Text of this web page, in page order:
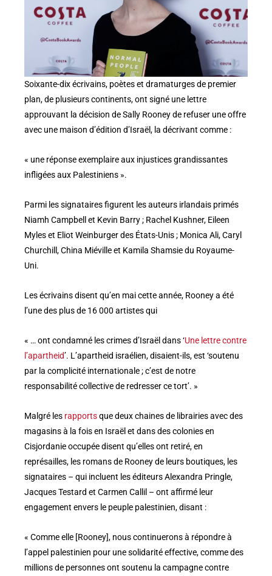
Soixante-dix écrivains, poètes et dramaturges de premier
plan, de plusieurs continents, ont signé une lettre
approuvant la décision de Sally Rooney de refuser une offre
avec une maison d’édition d’Israël, la décrivant comme :
« une réponse exemplaire aux injustices grandissantes
infligées aux Palestiniens ».
Parmi les signataires figurent les auteurs irlandais primés
Niamh Campbell et Kevin Barry ; Rachel Kushner, Eileen
Myles et Eliot Weinburger des États-Unis ; Monica Ali, Caryl
Churchill, China Miéville et Kamila Shamsie du Royaume-
Uni.
Les écrivains disent qu’en mai cette année, Rooney a été
l’une des plus de 16 000 artistes qui
« … ont condamné les crimes d’Israël dans ‘Une lettre contre
l’apartheid’. L’apartheid israélien, disaient-ils, est ‘soutenu
par la complicité internationale ; c’est de notre
responsabilité collective de redresser ce tort’. »
Malgré les rapportsque deux chaines de librairies avec des
magasins à la fois en Israël et dans des colonies en
Cisjordanie occupée disent qu’elles ont retiré, en
représailles, les romans de Rooney de leurs boutiques, les
signataires – qui incluent les éditeurs Alexandra Pringle,
Jacques Testard et Carmen Callil – ont affirmé leur
engagement envers le peuple palestinien, disant :
« Comme elle [Rooney], nous continuerons à répondre à
l’appel palestinien pour une solidarité effective, comme des
millions de personnes ont soutenu la campagne contre